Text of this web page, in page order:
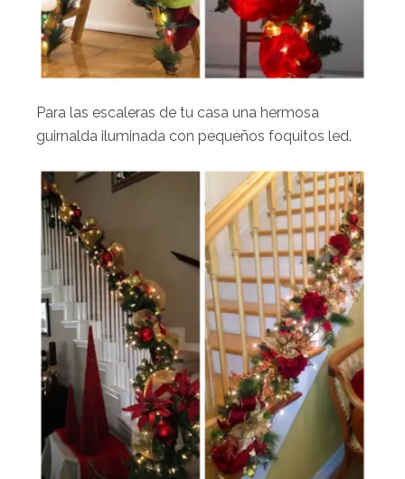
Para las escaleras de tu casa una hermosa
guirnalda iluminada con pequeños foquitos led.